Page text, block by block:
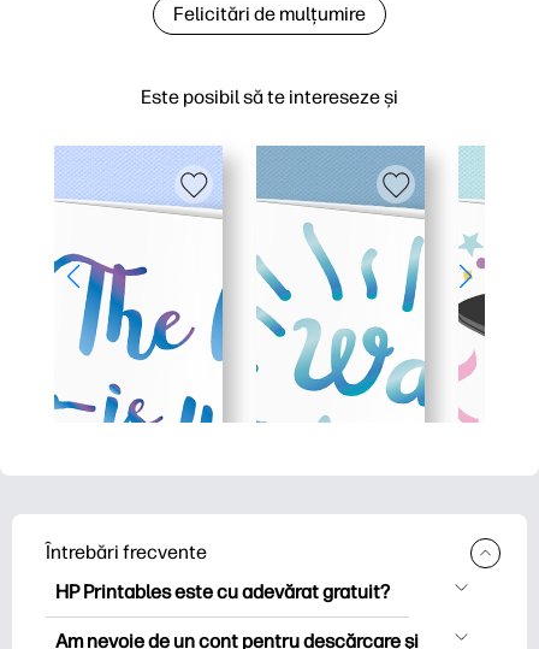
Este posibil să te intereseze și
Felicitări de mulțumire
Întrebări frecvente
HP Printables este cu adevărat gratuit?
HP Printables oferă peste 2.500 de
Am nevoie de un cont pentru descărcare și